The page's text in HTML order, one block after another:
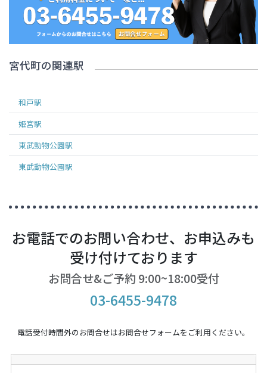
宮代町の関連駅
和戸駅
姫宮駅
東武動物公園駅
東武動物公園駅
お電話でのお問い合わせ、お申込みも
受け付けております
お問合せ&ご予約 9:00~18:00受付
03-6455-9478
電話受付時間外のお問合せはお問合せフォームをご利用ください。